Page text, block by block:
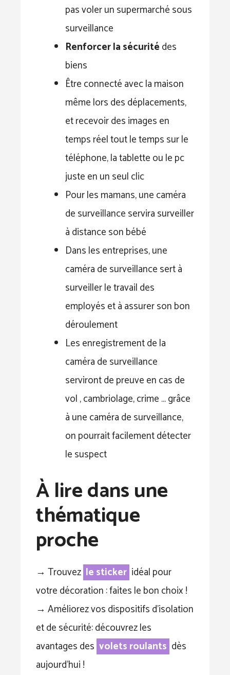
pas voler un supermarché sous
surveillance
Renforcer la sécuritédes
biens
Être connecté avec la maison
même lors des déplacements,
et recevoir des images en
temps réel tout le temps sur le
téléphone, la tablette ou le pc
juste en un seul clic
Pour les mamans, une caméra
de surveillance servira surveiller
à distance son bébé
Dans les entreprises, une
caméra de surveillance sert à
surveiller le travail des
employés et à assurer son bon
déroulement
Les enregistrement de la
caméra de surveillance
serviront de preuve en cas de
vol , cambriolage, crime … grâce
à une caméra de surveillance,
on pourrait facilement détecter
le suspect
À lire dans une
thématique
proche
→ Trouvez le sticker idéal pour
votre décoration : faites le bon choix !
→ Améliorez vos dispositifs d’isolation
et de sécurité: découvrez les
avantages des volets roulants dès
aujourd’hui !